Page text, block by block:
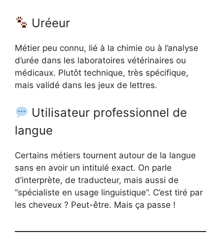
Uréeur
Métier peu connu, lié à la chimie ou à l’analyse
d’urée dans les laboratoires vétérinaires ou
médicaux. Plutôt technique, très spécifique,
mais validé dans les jeux de lettres.
Utilisateur professionnel de
langue
Certains métiers tournent autour de la langue
sans en avoir un intitulé exact. On parle
d’interprète, de traducteur, mais aussi de
“spécialiste en usage linguistique”. C’est tiré par
les cheveux ? Peut-être. Mais ça passe !